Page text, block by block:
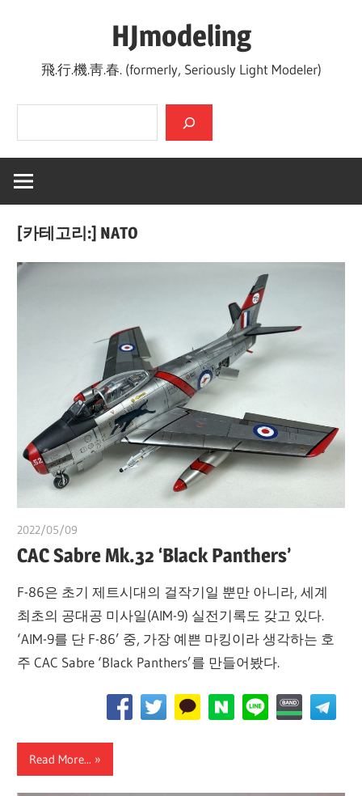
HJmodeling
飛.行.機.靑.春. (formerly, Seriously Light Modeler)
검색
[카테고리:] NATO
2022/05/09
CAC Sabre Mk.32 ‘Black Panthers’
F-86은 초기 제트시대의 걸작기일 뿐만 아니라, 세계
최초의 공대공 미사일(AIM-9) 실전기록도 갖고 있다.
‘AIM-9를 단 F-86’ 중, 가장 예쁜 마킹이라 생각하는 호
주 CAC Sabre ‘Black Panthers’를 만들어봤다.
Read More...